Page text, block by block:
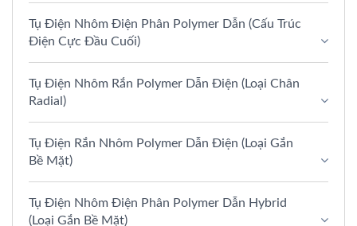
Tụ Điện Nhôm Điện Phân Polymer Dẫn (Cấu Trúc
Điện Cực Đầu Cuối)
Tụ Điện Nhôm Rắn Polymer Dẫn Điện (Loại Chân
Radial)
Tụ Điện Rắn Nhôm Polymer Dẫn Điện (Loại Gắn
Bề Mặt)
Tụ Điện Nhôm Điện Phân Polymer Dẫn Hybrid
(Loại Gắn Bề Mặt)